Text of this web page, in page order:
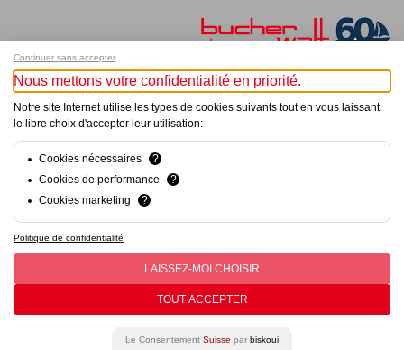
Inscrivez-vous à notre newsletter !
© Bucher+Walt 2011-2026
Tous droits réservés - Informations non contractuelles
hsolutions.ch
Continuer sans accepter
Nous mettons votre confidentialité en priorité.
Notre site Internet utilise les types de cookies suivants tout en vous laissant
le libre choix d'accepter leur utilisation:
Cookies nécessaires
?
Cookies de performance
?
Cookies marketing
?
Politique de confidentialité
LAISSEZ-MOI CHOISIR
TOUT ACCEPTER
Le Consentement Suisse par biskoui